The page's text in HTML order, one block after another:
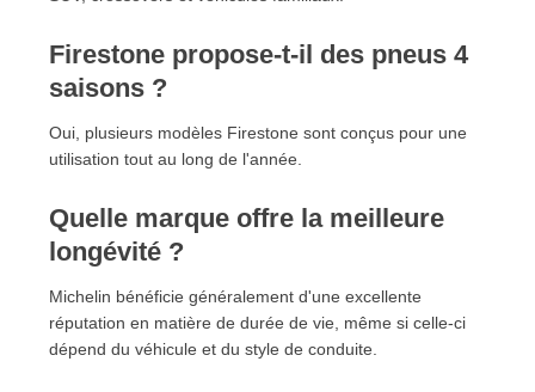
Firestone propose-t-il des pneus 4
saisons ?
Oui, plusieurs modèles Firestone sont conçus pour une
utilisation tout au long de l'année.
Quelle marque offre la meilleure
longévité ?
Michelin bénéficie généralement d'une excellente
réputation en matière de durée de vie, même si celle-ci
dépend du véhicule et du style de conduite.